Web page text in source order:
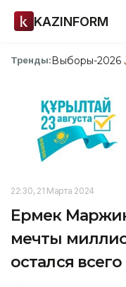
KAZINFORM
Тренды:Выборы-2026
22:30, 21 Марта 2024
Ермек
мечты
остался